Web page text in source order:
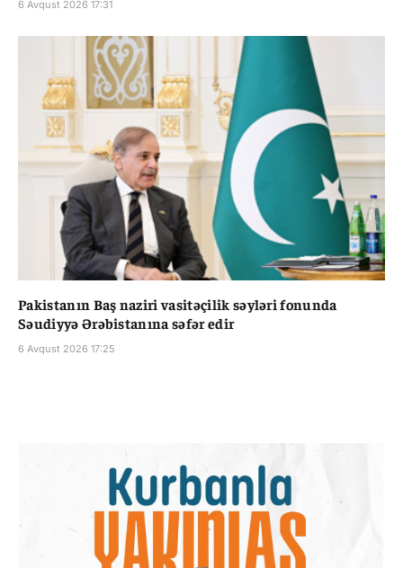
6 Avqust 2026 17:31
Pakistanın Baş naziri vasitəçilik səyləri fonunda
Səudiyyə Ərəbistanına səfər edir
6 Avqust 2026 17:25